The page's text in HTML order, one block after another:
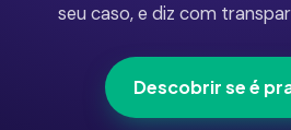
seu caso, e diz com
Descobrir se é